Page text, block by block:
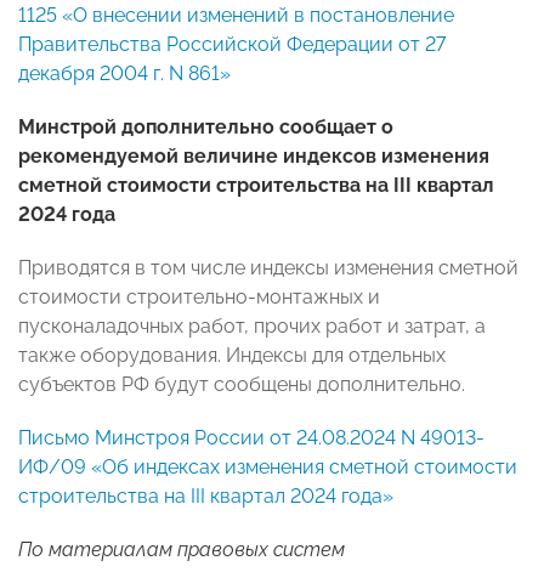
1125 «О внесении изменений в постановление
Правительства Российской Федерации от 27
декабря 2004 г. N 861»
Минстрой дополнительно сообщает о
рекомендуемой величине индексов изменения
сметной стоимости строительства на III квартал
2024 года
Приводятся в том числе индексы изменения сметной
стоимости строительно-монтажных и
пусконаладочных работ, прочих работ и затрат, а
также оборудования. Индексы для отдельных
субъектов РФ будут сообщены дополнительно.
Письмо Минстроя России от 24.08.2024 N 49013-
ИФ/09 «Об индексах изменения сметной стоимости
строительства на III квартал 2024 года»
По материалам правовых систем